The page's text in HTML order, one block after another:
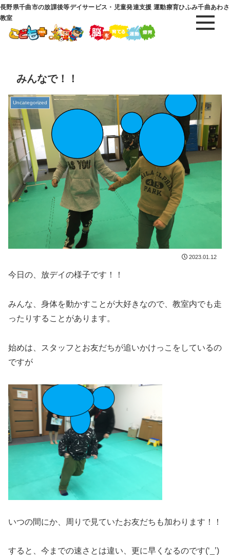
長野県千曲市の放課後等デイサービス・児童発達支援 運動療育ひふみ千曲あわさ
教室
みんなで！！
Uncategorized
2023.01.12
今日の、放デイの様子です！！
みんな、身体を動かすことが大好きなので、教室内でも走
ったりすることがあります。
始めは、スタッフとお友だちが追いかけっこをしているの
ですが
いつの間にか、周りで見ていたお友だちも加わります！！
すると、今までの速さとは違い、更に早くなるのです(‘_’)